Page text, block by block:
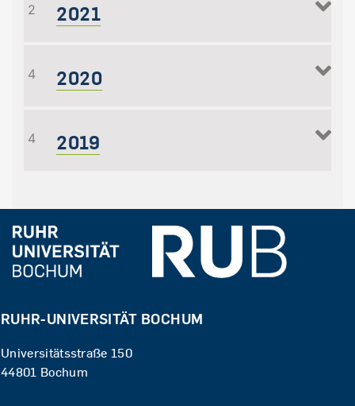
2 2021
4 2020
4 2019
RUHR-UNIVERSITÄT BOCHUM
Universitätsstraße 150
44801 Bochum